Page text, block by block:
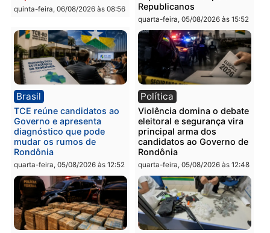
quinta-feira, 06/08/2026 às 09:02
quinta-feira, 06/08/2026 às
Polícia
Homem é preso após
furtar peça de picanha e
reagir a seguranças em
supermercado
quinta-feira, 06/08/2026 às 08:56
Política
Jônatas França é
na convenção e
confirmado candidato a
deputado federal pelo
Republicanos
quarta-feira, 05/08/2026 às